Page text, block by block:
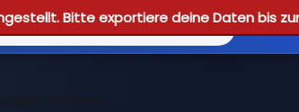
Bitte exportiere deine Daten bis
Robin vs. Bane